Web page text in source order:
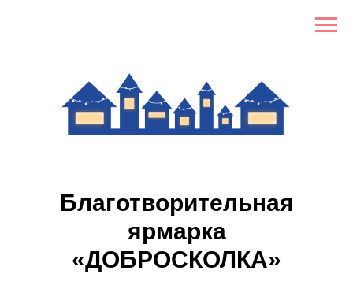
Благотворительная
ярмарка
«ДОБРОСКОЛКА»